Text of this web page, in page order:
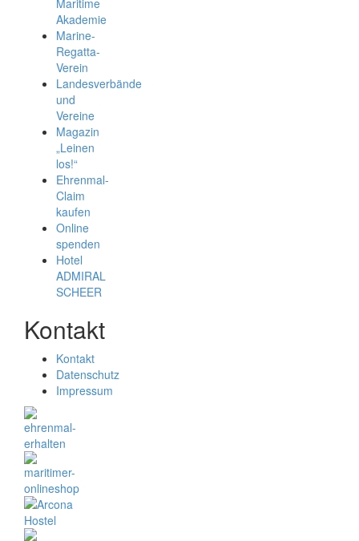
Akademie
Marine-
Regatta-
Verein
Landesverbände
und
Vereine
Magazin
„Leinen
los!“
Ehrenmal-
Claim
kaufen
Online
spenden
Hotel
ADMIRAL
SCHEER
Kontakt
Kontakt
Datenschutz
Impressum